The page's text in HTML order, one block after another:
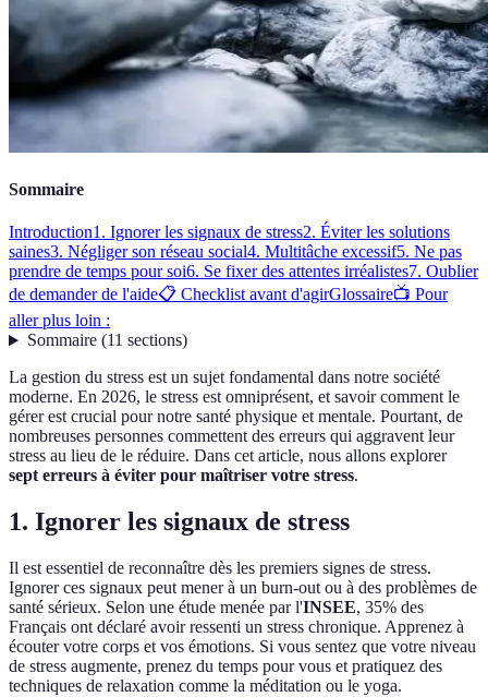
Sommaire
Introduction1. Ignorer les signaux de stress2. Éviter les solutions
saines3. Négliger son réseau social4. Multitâche excessif5. Ne pas
prendre de temps pour soi6. Se fixer des attentes irréalistes7. Oublier
de demander de l'aide📋 Checklist avant d'agirGlossaire📺 Pour
aller plus loin :
Sommaire(11 sections)
La gestion du stress est un sujet fondamental dans notre société
moderne. En 2026, le stress est omniprésent, et savoir comment le
gérer est crucial pour notre santé physique et mentale. Pourtant, de
nombreuses personnes commettent des erreurs qui aggravent leur
stress au lieu de le réduire. Dans cet article, nous allons explorer
sept erreurs à éviter pour maîtriser votre stress.
1. Ignorer les signaux de stress
Il est essentiel de reconnaître dès les premiers signes de stress.
Ignorer ces signaux peut mener à un burn-out ou à des problèmes de
santé sérieux. Selon une étude menée par l'INSEE, 35% des
Français ont déclaré avoir ressenti un stress chronique. Apprenez à
écouter votre corps et vos émotions. Si vous sentez que votre niveau
de stress augmente, prenez du temps pour vous et pratiquez des
techniques de relaxation comme la méditation ou le yoga.